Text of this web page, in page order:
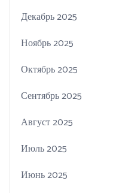
Декабрь 2025
Ноябрь 2025
Октябрь 2025
Сентябрь 2025
Август 2025
Июль 2025
Июнь 2025